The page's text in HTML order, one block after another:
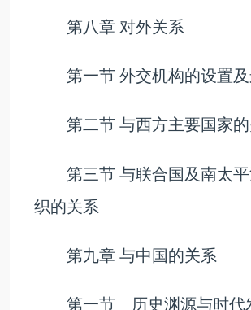
第八章 对外关系
第一节 外交机构的设置及
第二节 与西方主要国家的
第三节 与联合国及南太平
织的关系
第九章 与中国的关系
第一节 历史渊源与时代